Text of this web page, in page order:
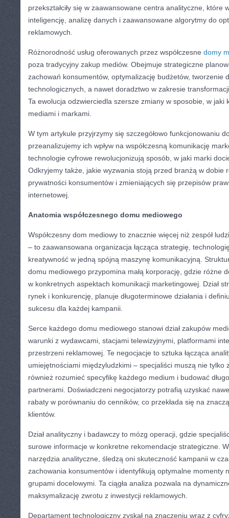
przekształciły się w zaawansowane centra analityczne, które
inteligencję, analizę danych i zaawansowane algorytmy do
reklamowych.
Różnorodność usług oferowanych przez współczesne domy
poza tradycyjny zakup mediów. Obejmuje strategiczne
zachowań konsumentów, optymalizację budżetów, tworzenie
technologicznych, a nawet doradztwo w zakresie
Ta ewolucja odzwierciedla szersze zmiany w sposobie, w jaki
mediami i markami.
W tym artykule przyjrzymy się szczegółowo funkcjonowaniu
przeanalizujemy ich wpływ na współczesną komunikację
technologie cyfrowe rewolucjonizują sposób, w jaki marki
Odkryjemy także, jakie wyzwania stoją przed branżą w dobie
prywatności konsumentów i zmieniających się przepisów
internetowej.
Anatomia współczesnego domu mediowego
Współczesny dom mediowy to znacznie więcej niż zespół
– to zaawansowana organizacja łącząca strategię,
kreatywność w jedną spójną maszynę komunikacyjną.
domu mediowego przypomina małą korporację, gdzie różne
w konkretnych aspektach komunikacji marketingowej. Dział
rynek i konkurencję, planuje długoterminowe działania i
sukcesu dla każdej kampanii.
Serce każdego domu mediowego stanowi dział zakupów
warunki z wydawcami, stacjami telewizyjnymi, platformami
przestrzeni reklamowej. Te negocjacje to sztuka łącząca
umiejętnościami międzyludzkimi – specjaliści muszą nie tylko
również rozumieć specyfikę każdego medium i budować
partnerami. Doświadczeni negocjatorzy potrafią uzyskać
rabaty w porównaniu do cenników, co przekłada się na
klientów.
Dział analityczny i badawczy to mózg operacji, gdzie
surowe informacje w konkretne rekomendacje strategiczne.
narzędzia analityczne, śledzą oni skuteczność kampanii w
zachowania konsumentów i identyfikują optymalne momenty
grupami docelowymi. Ta ciągła analiza pozwala na
maksymalizację zwrotu z inwestycji reklamowych.
Departament technologiczny zyskał na znaczeniu wraz z